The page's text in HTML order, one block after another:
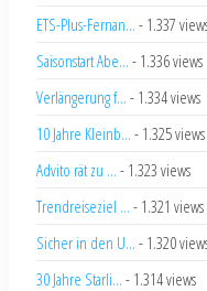
ETS-Plus-Fernan... - 1.337
Saisonstart Abe... - 1.336 views
Verlängerung f... - 1.334 views
10 Jahre Kleinb... - 1.325 views
Advito rät zu ... - 1.323 views
Trendreiseziel ... - 1.321 views
Sicher in den U... - 1.320
30 Jahre Starli... - 1.314 views